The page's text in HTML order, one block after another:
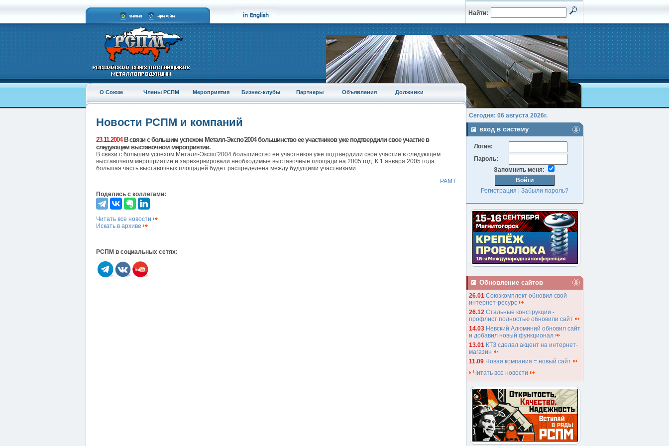
Найти:
О Союзе Члены РСПМ Мероприятия Бизнес-клубы Партнеры Объявления Должники
Новости РСПМ и компаний
23.11.2004В связи с большим успехом Металл-Экспо'2004 большинство ее участников уже подтвердили свое участие в
следующем выставочном мероприятии.
В связи с большим успехом Металл-Экспо'2004 большинство ее участников уже подтвердили свое участие в следующем
выставочном мероприятии и зарезервировали необходимые выставочные площади на 2005 год. К 1 января 2005 года
большая часть выставочных площадей будет распределена между будущими участниками.
РАМТ
Поделись с коллегами:
Читать все новости
Искать в архиве
РСПМ в социальных сетях:
Сегодня: 06 августа 2026г.
вход в систему
Логин:
Пароль:
Запомнить меня:
Регистрация Забыли пароль?
Обновление сайтов
26.01 Союзкомплект обновил свой
интернет-ресурс
26.12 Стальные конструкции -
профлист полностью обновили сайт
14.03 Невский Алюминий обновил сайт
и добавил новый функционал
13.01 КТЗ сделал акцент на интернет-
магазин
11.09 Новая компания = новый сайт
Читать все новости